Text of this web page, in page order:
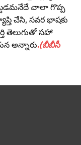
చాలా గొప్ప
చేసి, సవర భాషకు
తెలుగుతో సహా
అన్నారు.(బీబీసీ